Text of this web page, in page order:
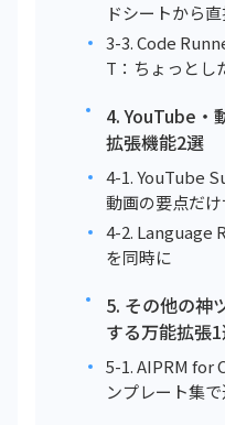
ドシートから
3-3. Code
T：ちょっとし
4. YouTube・
拡張機能2選
4-1. YouTube
動画の要点だ
4-2. Language
を同時に
5. その他の神
する万能拡張
5-1. AIPRM for
ンプレート集